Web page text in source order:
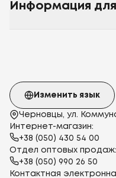
Информация
Черновцы, ул.
Интернет-магазин:
+38 (050) 430 54 00
Отдел оптовых продаж:
+38 (050) 990 26 50
Контактная
Изменить язык